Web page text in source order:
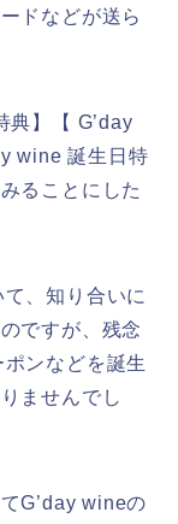
ドなどが送ら
典】【 G’day
wine 誕生日特
ることにした
、知り合いに
ですが、残念
ンなどを誕生
ませんでし
G’day wineの